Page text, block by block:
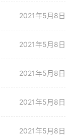
2021年5月8日
2021年5月8日
2021年5月8日
2021年5月8日
2021年5月8日